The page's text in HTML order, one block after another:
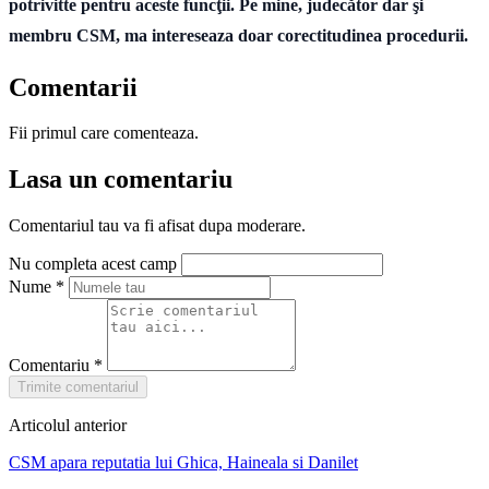
potrivitte pentru aceste funcţii. Pe mine, judecător dar şi
membru CSM, ma intereseaza doar corectitudinea procedurii.
Comentarii
Fii primul care comenteaza.
Lasa un comentariu
Comentariul tau va fi afisat dupa moderare.
Nu completa acest camp
Nume *
Comentariu *
Trimite comentariul
Articolul anterior
CSM apara reputatia lui Ghica, Haineala si Danilet